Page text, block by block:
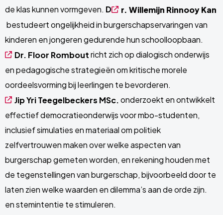
de klas kunnen vormgeven. D
r. Willemijn Rinnooy Kan
bestudeert ongelijkheid in burgerschapservaringen van
kinderen en jongeren gedurende hun schoolloopbaan.
Dr. Floor Romboutricht zich op dialogisch onderwijs
en pedagogische strategieën om kritische morele
oordeelsvorming bij leerlingen te bevorderen.
Jip Yri Teegelbeckers MSc.onderzoekt en ontwikkelt
effectief democratieonderwijs voor mbo-studenten,
inclusief simulaties en materiaal om politiek
zelfvertrouwenmaken over welke aspecten van
burgerschap gemeten worden, en rekening houden met
de tegenstellingen van burgerschap, bijvoorbeeld door te
laten zien welke waarden en dilemma’s aan de orde zijn.
en stemintentie te stimuleren.